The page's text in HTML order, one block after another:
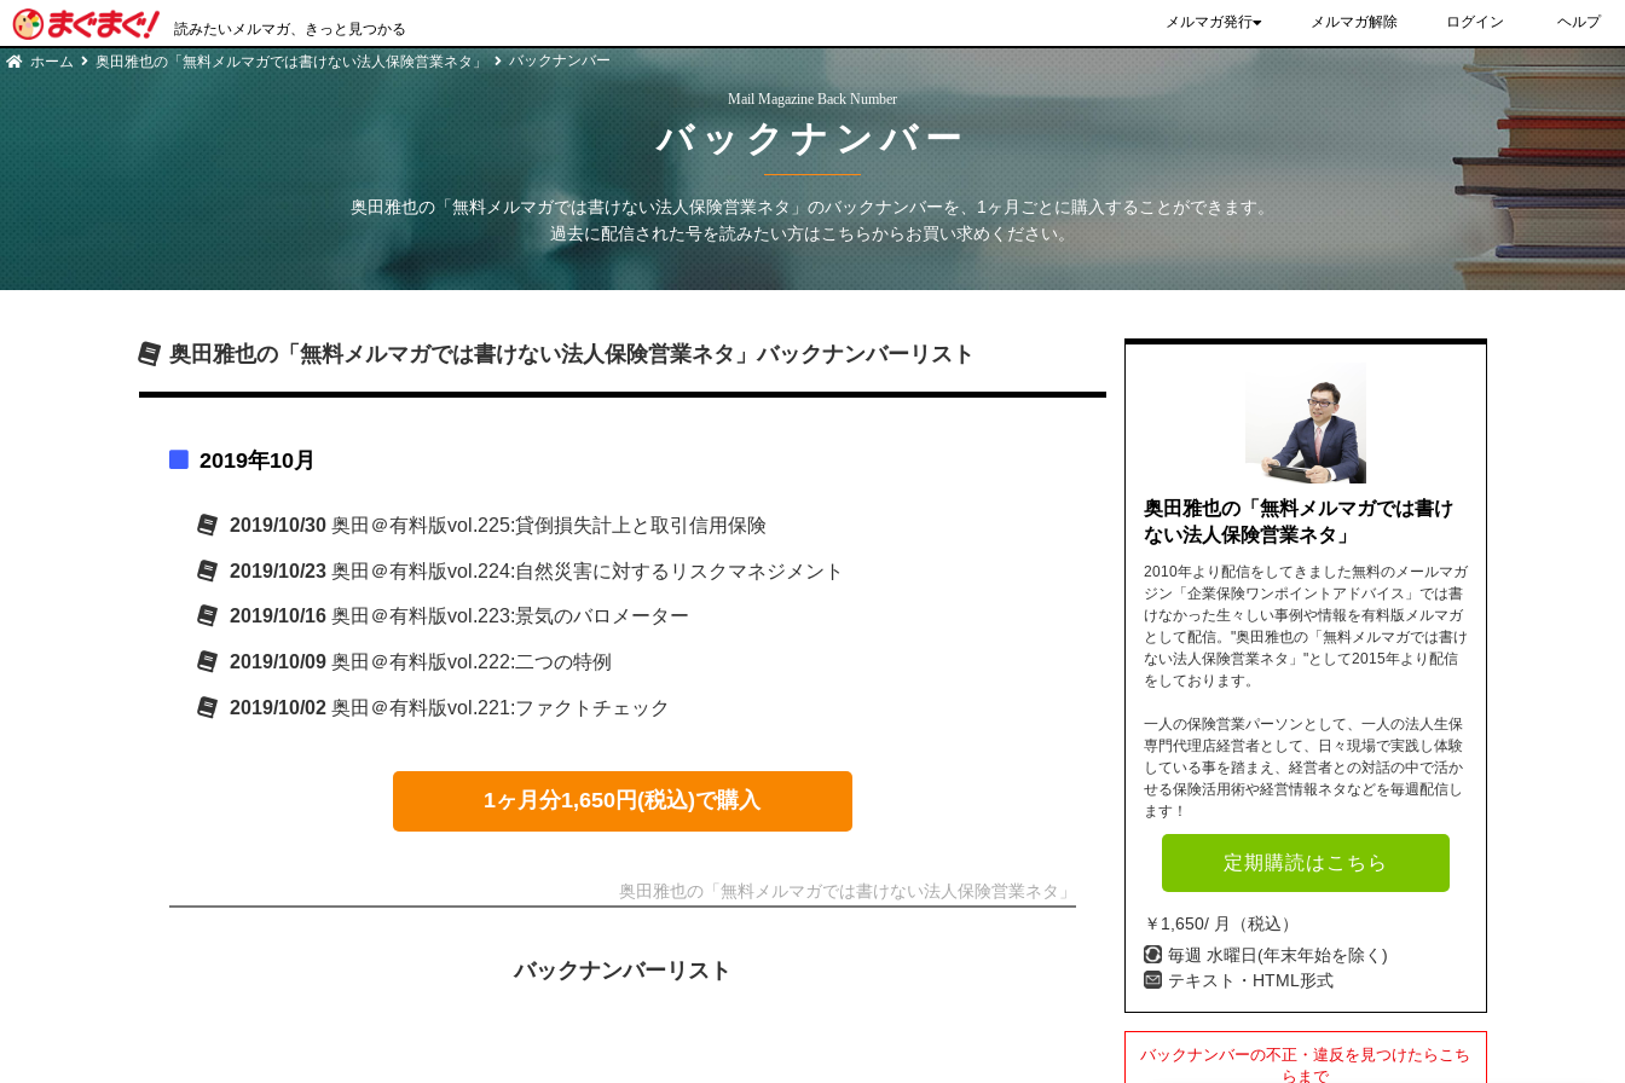
読みたいメルマガ、きっと見つかる メルマガ発行 メルマガ解除 ログイン ヘルプ
ホーム 奥田雅也の「無料メルマガでは書けない法人保険営業ネタ」 バックナンバー
Mail Magazine Back Number
バックナンバー
奥田雅也の「無料メルマガでは書けない法人保険営業ネタ」 のバックナンバーを、1ヶ月ごとに購入することができます。
過去に配信された号を読みたい方はこちらからお買い求めください。
奥田雅也の「無料メルマガでは書けない法人保険営業ネタ」バックナンバーリスト
2019年10月
2019/10/30 奥田＠有料版vol.225:貸倒損失計上と取引信用保険
2019/10/23 奥田＠有料版vol.224:自然災害に対するリスクマネジメント
2019/10/16 奥田＠有料版vol.223:景気のバロメーター
2019/10/09 奥田＠有料版vol.222:二つの特例
2019/10/02 奥田＠有料版vol.221:ファクトチェック
1ヶ月分1,650円(税込)で購入
奥田雅也の「無料メルマガでは書けない法人保険営業ネタ」
バックナンバーリスト
奥田雅也の「無料メルマガでは書け
ない法人保険営業ネタ」
2010年より配信をしてきました無料のメールマガ
ジン「企業保険ワンポイントアドバイス」では書
けなかった生々しい事例や情報を有料版メルマガ
として配信。"奥田雅也の「無料メルマガでは書け
ない法人保険営業ネタ」"として2015年より配信
をしております。
一人の保険営業パーソンとして、一人の法人生保
専門代理店経営者として、日々現場で実践し体験
している事を踏まえ、経営者との対話の中で活か
せる保険活用術や経営情報ネタなどを毎週配信し
ます！
定期購読はこちら
￥1,650/ 月（税込）
毎週 水曜日(年末年始を除く)
テキスト・HTML形式
バックナンバーの不正・違反を見つけたらこち
らまで